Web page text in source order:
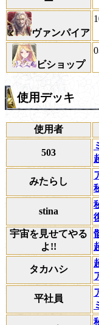
ヴァンパイア
ビショップ
使用デッキ
使用者
503
みたらし
stina
宇宙を見せてやる
よ!!
タカハシ
平社員